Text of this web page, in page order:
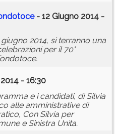
- 12 Giugno 2014 -
2014, si terranno una
per il 70°
- 16:30
e i candidati, di Silvia
alle amministrative di
Con Silvia per
e Sinistra Unita.